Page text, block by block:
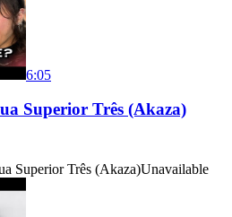
6:05
Superior Três (Akaza)
Superior Três (Akaza)Unavailable